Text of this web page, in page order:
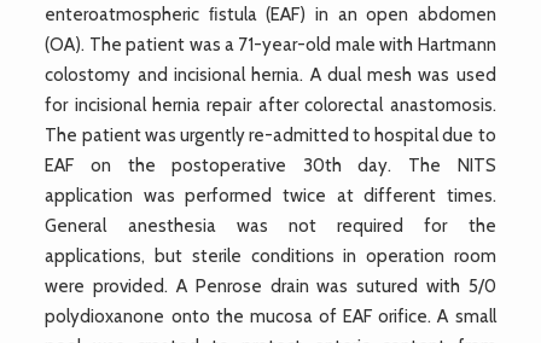
enteroatmospheric ﬁstula (EAF) in an open abdomen
(OA). The patient was a 71-year-old male with Hartmann
colostomy and incisional hernia. A dual mesh was used
for incisional hernia repair after colorectal anastomosis.
The patient was urgently re-admitted to hospital due to
EAF on the postoperative 30th day. The NITS
application was performed twice at different times.
General anesthesia was not required for the
applications, but sterile conditions in operation room
were provided. A Penrose drain was sutured with 5/0
polydioxanone onto the mucosa of EAF orifice. A small